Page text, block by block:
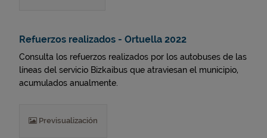
Refuerzos realizados - Ortuella 2022
Consulta los refuerzos realizados por los autobuses de las
líneas del servicio Bizkaibus que atraviesan el municipio,
acumulados anualmente.
Previsualización